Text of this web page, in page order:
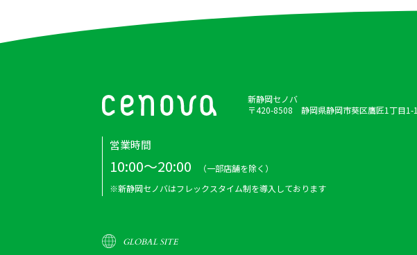
新静岡セノバ
〒420-8508 静岡県静岡市葵区鷹匠1丁目1-1
営業時間
10:00～20:00
（一部店舗を除く）
※新静岡セノバはフレックスタイム制を導入しております
GLOBAL SITE